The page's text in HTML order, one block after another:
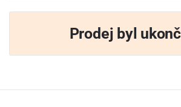
Prodej byl